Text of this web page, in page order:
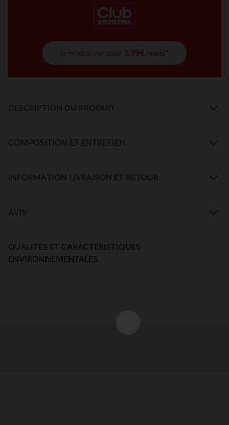
je m'abonne pour 3,99€/mois*
DESCRIPTION DU PRODUIT
COMPOSITION ET ENTRETIEN
INFORMATION LIVRAISON ET RETOUR
AVIS
QUALITES ET CARACTERISTIQUES
ENVIRONNEMENTALES